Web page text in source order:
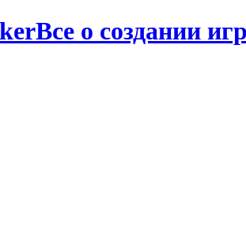
Все о создании